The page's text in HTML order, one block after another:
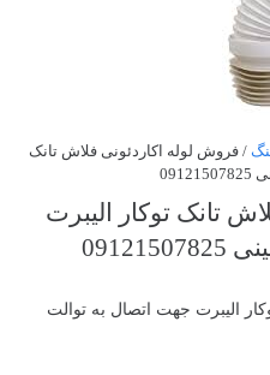
/ فروش لوله اکاردئونی فلاش تانک
تانک توکار الیبرت
الیبرت جهت اتصال به توالت